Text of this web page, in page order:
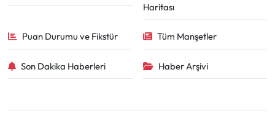
Haritası
Puan Durumu ve Fikstür Tüm Manşetler
Son Dakika Haberleri Haber Arşivi